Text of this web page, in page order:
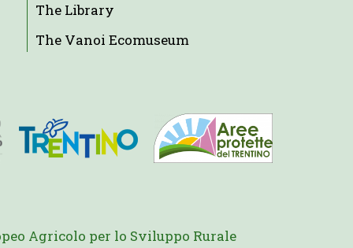
The Library
The Vanoi Ecomuseum
Agricolo per lo Sviluppo Rurale